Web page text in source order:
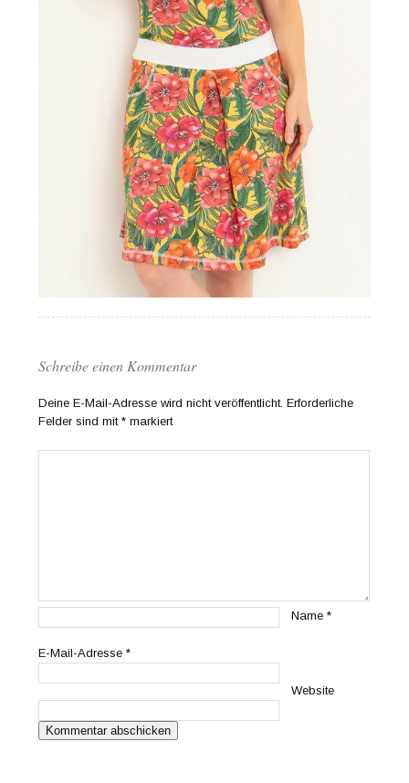
Schreibe einen Kommentar
Deine E-Mail-Adresse wird nicht veröffentlicht. Erforderliche
Felder sind mit* markiert
Name*
E-Mail-Adresse*
Website